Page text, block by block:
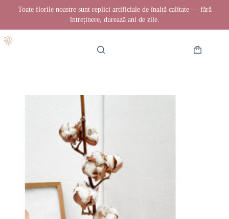
Toate florile noastre sunt replici artificiale de înaltă calitate — fără
întreținere, durează ani de zile.
la
Coș